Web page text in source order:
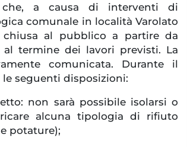
che, a causa di interventi di
comunale in località Varolato
chiusa al pubblico a partire da
termine dei lavori previsti. La
comunicata. Durante il
seguenti disposizioni:
non sarà possibile isolarsi o
alcuna tipologia di rifiuto
potature);